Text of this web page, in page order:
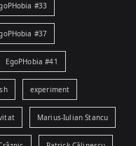
#33
#37
EgoPHobia #41
experiment
Marius-Iulian Stancu